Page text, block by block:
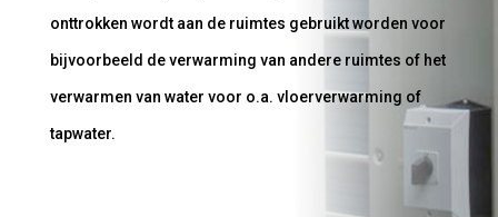
onttrokken wordt aan de ruimtes gebruikt worden voor
bijvoorbeeld de verwarming van andere ruimtes of het
verwarmen van water voor o.a. vloerverwarming of
tapwater.